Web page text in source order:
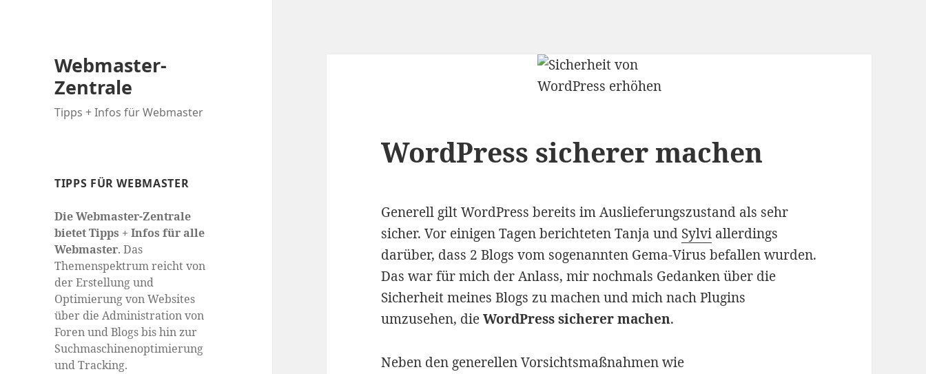
Webmaster-
Zentrale
Tipps + Infos für Webmaster
TIPPS FÜR WEBMASTER
Die Webmaster-Zentrale
bietet Tipps + Infos für alle
Webmaster. Das
Themenspektrum reicht von
der Erstellung und
Optimierung von Websites
über die Administration von
Foren und Blogs bis hin zur
Suchmaschinenoptimierung
und Tracking.
WordPress sicherer machen
Generell gilt WordPress bereits im Auslieferungszustand als sehr
sicher. Vor einigen Tagen berichteten Tanja und Sylvi allerdings
darüber, dass 2 Blogs vom sogenannten Gema-Virus befallen wurden.
Das war für mich der Anlass, mir nochmals Gedanken über die
Sicherheit meines Blogs zu machen und mich nach Plugins
umzusehen, dieWordPress sicherer machen.
Neben den generellen Vorsichtsmaßnahmen wie